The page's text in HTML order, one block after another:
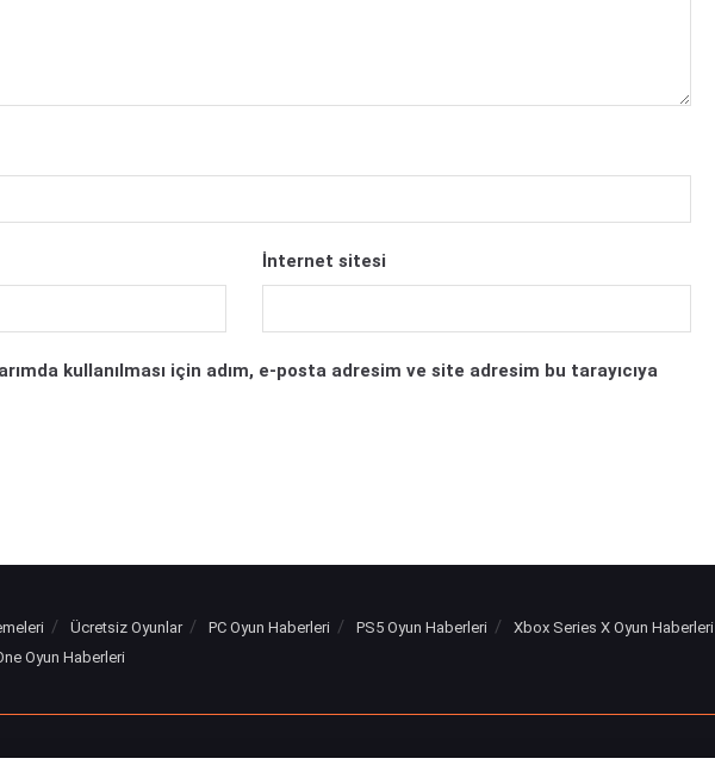
İnternet sitesi
kullanılması için adım, e-posta adresim ve site adresim bu tarayıcıya
Ücretsiz Oyunlar PC Oyun Haberleri PS5 Oyun Haberleri
Xbox Series X Oyun Haberleri
Oyun Haberleri